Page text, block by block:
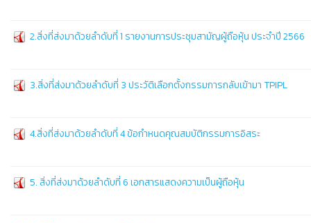
2.สิ่งที่ส่งมาด้วยลำดับที่ 1 รายงานการประชุมสามัญผู้ถือหุ้น ประจำปี 2566
3.สิ่งที่ส่งมาด้วยลำดับที่ 3 ประวัติเลือกตั้งกรรมการกลับเข้ามา TPIPL
4.สิ่งที่ส่งมาด้วยลำดับที่ 4 ข้อกำหนดคุณสมบัติกรรมการอิสระ
5. สิ่งที่ส่งมาด้วยลำดับที่ 6 เอกสารแสดงความเป็นผู้ถือหุ้น